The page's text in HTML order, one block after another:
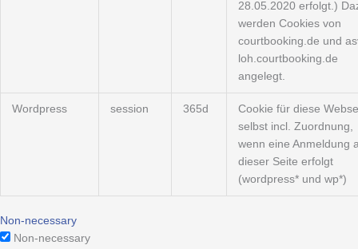
28.05.2020 erfolgt.)
werden Cookies von
courtbooking.de und
loh.courtbooking.de
angelegt.
Wordpress session 365d
Cookie für diese
selbst incl. Zuordnung,
wenn eine Anmeldung
dieser Seite erfolgt
(wordpress* und wp*)
Non-necessary
Non-necessary